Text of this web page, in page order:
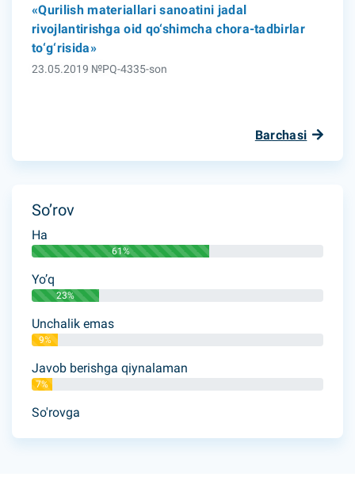
«Qurilish materiallari sanoatini jadal
rivojlantirishga oid qo‘shimcha chora-tadbirlar
to‘g‘risida»
23.05.2019 №PQ-4335-son
Barchasi
So’rov
Ha
61%
Yo’q
23%
Unchalik emas
9%
Javob berishga qiynalaman
7%
So'rovga